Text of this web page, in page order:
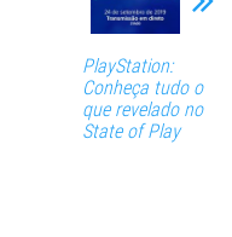
PlayStation:
Conheça tudo o
que revelado no
State of Play